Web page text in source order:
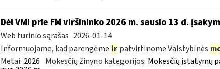
Dėl VMI prie FM viršininko 2026 m. sausio 13 d.
Web turinio sąrašas 2026-01-14
Informuojame, kad parengėme ir patvirtinome Valstybinės
Metai: 2026 Mokesčių žinyno kategorijos: Mokesčių įstatymų